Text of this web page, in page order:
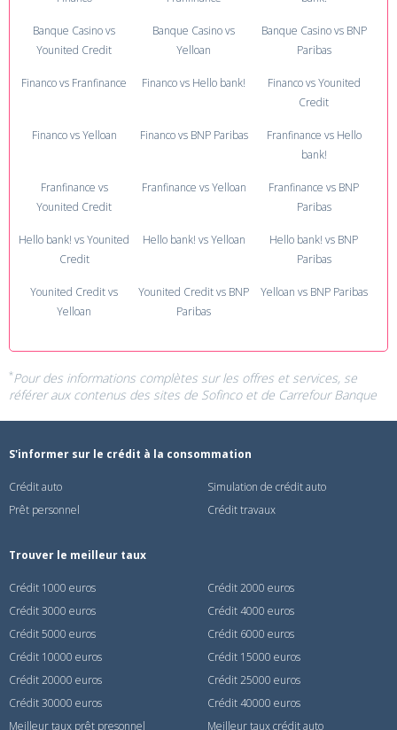
Banque Casino vs
Younited Credit
Banque Casino vs
Yelloan
Banque Casino vs BNP
Paribas
Financo vs Franfinance Financo vs Hello bank!
Financo vs Younited
Credit
Financo vs Yelloan Financo vs BNP Paribas
Franfinance vs Hello
bank!
Franfinance vs
Younited Credit
Franfinance vs Yelloan
Franfinance vs BNP
Paribas
Hello bank! vs Younited
Credit
Hello bank! vs Yelloan
Hello bank! vs BNP
Paribas
Younited Credit vs
Yelloan
Younited Credit vs BNP
Paribas
Yelloan vs BNP Paribas
*Pour des informations complètes sur les offres et services, se
référer aux contenus des sites de Sofincoet de Carrefour Banque
S'informer sur le crédit à la consommation
Crédit auto
Simulation de crédit auto
Prêt personnel
Crédit travaux
Trouver le meilleur taux
Crédit 1000 euros
Crédit 2000 euros
Crédit 3000 euros
Crédit 4000 euros
Crédit 5000 euros
Crédit 6000 euros
Crédit 10000 euros
Crédit 15000 euros
Crédit 20000 euros
Crédit 25000 euros
Crédit 30000 euros
Crédit 40000 euros
Meilleur taux prêt presonnel
Meilleur taux crédit auto